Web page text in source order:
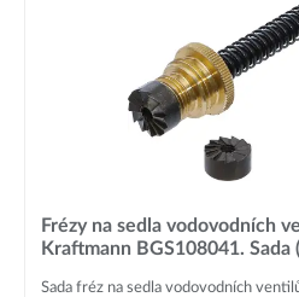
Frézy na sedla vodovodních
Kraftmann BGS108041. Sada
Sada fréz na sedla vodovodních